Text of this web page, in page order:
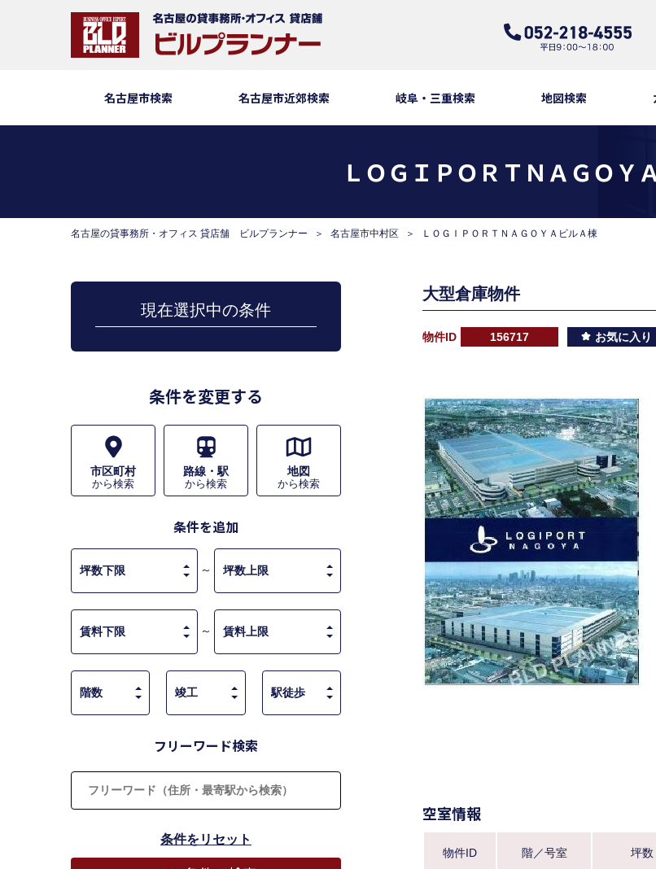
名古屋市検索 名古屋市近郊検索 岐阜・三重検索 地図検索
ＬＯＧＩＰＯＲＴＮＡＧＯＹ
名古屋の貸事務所・オフィス 貸店舗 ビルプランナー 名古屋市中村区 ＬＯＧＩＰＯＲＴＮＡＧＯＹＡビルＡ棟
大型倉庫物件
物件ID 156717 お気に入り
空室情報
物件ID 階／号室 坪数
現在選択中の条件
条件を変更する
市区町村
から検索
路線・駅
から検索
地図
から検索
条件を追加
～
～
フリーワード検索